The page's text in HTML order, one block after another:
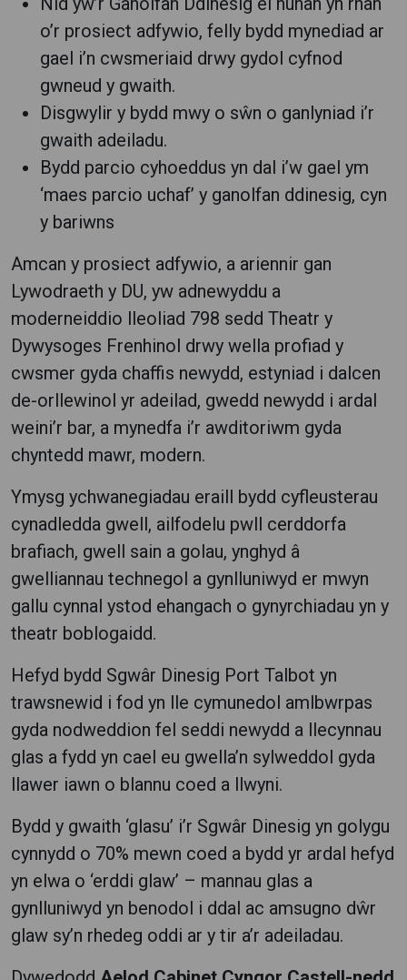
o’r prosiect adfywio, felly bydd mynediad ar
gael i’n cwsmeriaid drwy gydol cyfnod
gwneud y gwaith.
Disgwylir y bydd mwy o sŵn o ganlyniad i’r
gwaith adeiladu.
Bydd parcio cyhoeddus yn dal i’w gael ym
‘maes parcio uchaf’ y ganolfan ddinesig, cyn
y bariwns
Amcan y prosiect adfywio, a ariennir gan
Lywodraeth y DU, yw adnewyddu a
moderneiddio lleoliad 798 sedd Theatr y
Dywysoges Frenhinol drwy wella profiad y
cwsmer gyda chaffis newydd, estyniad i dalcen
de-orllewinol yr adeilad, gwedd newydd i ardal
weini’r bar, a mynedfa i’r awditoriwm gyda
chyntedd mawr, modern.
Ymysg ychwanegiadau eraill bydd cyfleusterau
cynadledda gwell, ailfodelu pwll cerddorfa
brafiach, gwell sain a golau, ynghyd â
gwelliannau technegol a gynlluniwyd er mwyn
gallu cynnal ystod ehangach o gynyrchiadau yn y
theatr boblogaidd.
Hefyd bydd Sgwâr Dinesig Port Talbot yn
trawsnewid i fod yn lle cymunedol amlbwrpas
gyda nodweddion fel seddi newydd a llecynnau
glas a fydd yn cael eu gwella’n sylweddol gyda
llawer iawn o blannu coed a llwyni.
Bydd y gwaith ‘glasu’ i’r Sgwâr Dinesig yn golygu
cynnydd o 70% mewn coed a bydd yr ardal hefyd
yn elwa o ‘erddi glaw’ – mannau glas a
gynlluniwyd yn benodol i ddal ac amsugno dŵr
glaw sy’n rhedeg oddi ar y tir a’r adeiladau.